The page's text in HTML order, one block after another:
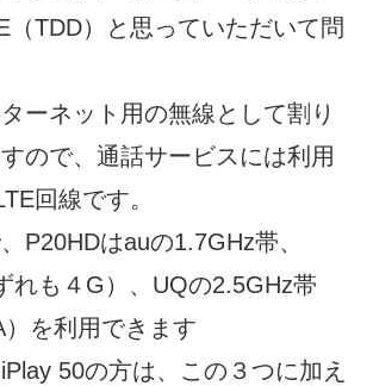
（TDD）と思っていただいて問
ーネット用の無線として割り
ので、通話サービスには利用
回線です。
P20HDはauの1.7GHz帯、
れも４G）、UQの2.5GHz帯
）を利用できます
50の方は、この３つに加え